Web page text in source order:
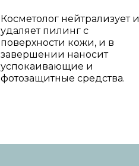
Косметолог нейтрализует и
удаляет пилинг с
поверхности кожи, и в
завершении наносит
успокаивающие и
фотозащитные средства.